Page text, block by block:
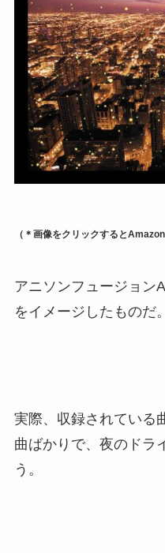
（＊画像をクリックすると
アニソンフュージョン
をイメージしたものだ。
実際、収録されている
曲ばかりで、夜のドラ
う。